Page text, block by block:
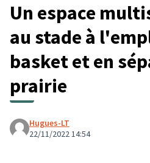
Un espace
au stade à
basket et en
prairie
Hugues-LT
22/11/2022 14:54